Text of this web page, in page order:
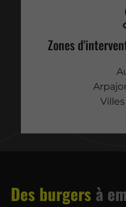
Zones
Des burgers à